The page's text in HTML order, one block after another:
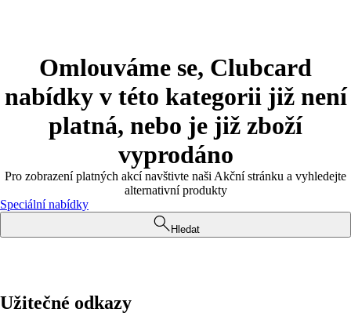
Omlouváme se, Clubcard
nabídky v této kategorii již není
platná, nebo je již zboží
vyprodáno
Pro zobrazení platných akcí navštivte naši Akční stránku a vyhledejte
alternativní produkty
Speciální nabídky
Hledat
Užitečné odkazy